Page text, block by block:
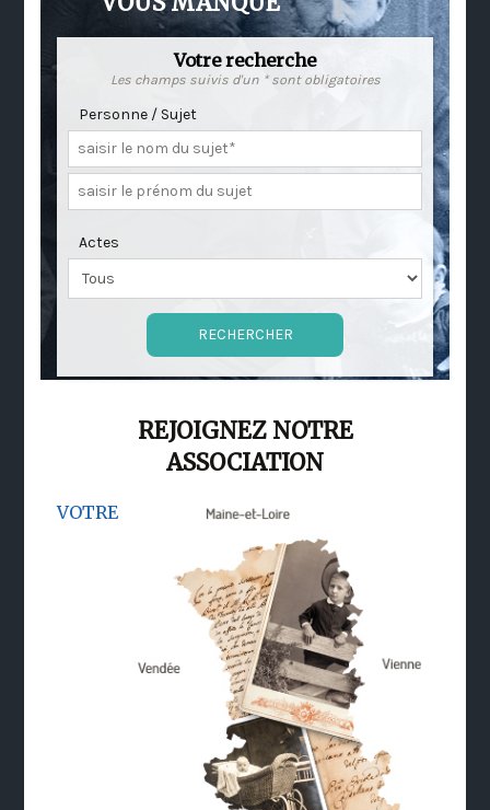
Votre recherche
Les champs suivis d'un * sont obligatoires
Personne / Sujet
Actes
REJOIGNEZ NOTRE
ASSOCIATION
VOTRE